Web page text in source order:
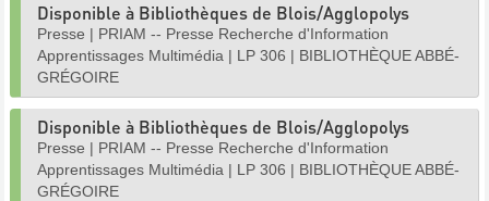
Disponible à Bibliothèques de Blois/Agglopolys
Presse | PRIAM -- Presse Recherche d'Information
Apprentissages Multimédia | LP 306 | BIBLIOTHÈQUE ABBÉ-
GRÉGOIRE
Disponible à Bibliothèques de Blois/Agglopolys
Presse | PRIAM -- Presse Recherche d'Information
Apprentissages Multimédia | LP 306 | BIBLIOTHÈQUE ABBÉ-
GRÉGOIRE